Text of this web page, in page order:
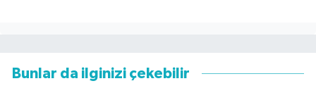
Bunlar da ilginizi çekebilir